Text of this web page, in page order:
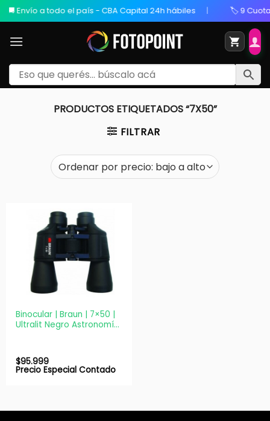
a todo el país - CBA Capital 24h hábiles 🏷️ 9 Cuotas Sin
PRODUCTOS ETIQUETADOS “7X50”
FILTRAR
Binocular | Braun | 7×50 |
Ultralit Negro Astronomía
$95.999
Precio Especial Contado